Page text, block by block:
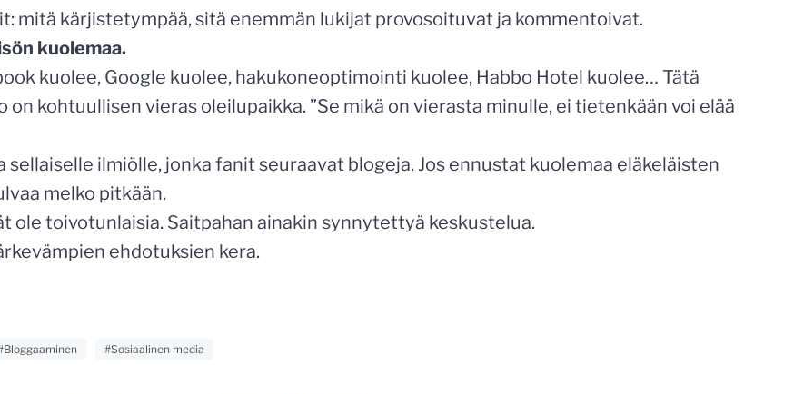
mitä kärjistetympää, sitä enemmän lukijat provosoituvat ja kommentoivat.
kuolemaa.
kuolee, Google kuolee, hakukoneoptimointi kuolee, Habbo Hotel kuolee… Tätä
kohtuullisen vieras oleilupaikka. ”Se mikä on vierasta minulle, ei tietenkään voi elää
ilmiölle, jonka fanit seuraavat blogeja. Jos ennustat kuolemaa eläkeläisten
melko pitkään.
ole toivotunlaisia. Saitpahan ainakin synnytettyä keskustelua.
ehdotuksien kera.
#Sosiaalinen media